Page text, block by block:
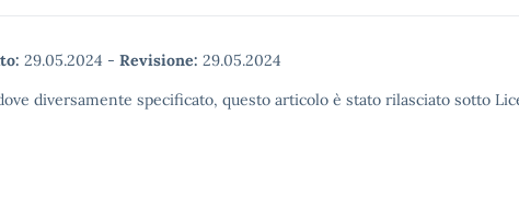
29.05.2024 - Revisione: 29.05.2024
diversamente specificato, questo articolo è stato rilasciato sotto